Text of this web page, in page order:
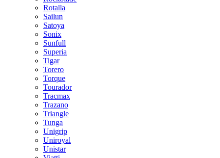
Rotalla
Sailun
Satoya
Sonix
Sunfull
Superia
Tigar
Torero
Torque
Tourador
Tracmax
Trazano
Triangle
Tunga
Unigrip
Uniroyal
Unistar